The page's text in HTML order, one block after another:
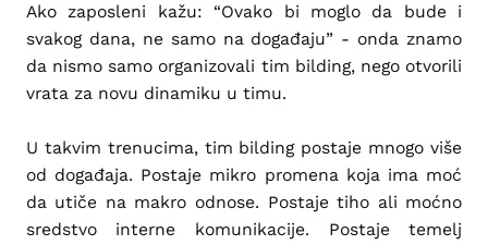
Ako zaposleni kažu: “Ovako bi moglo da bude i
svakog dana, ne samo na događaju” - onda znamo
da nismo samo organizovali tim bilding, nego otvorili
vrata za novu dinamiku u timu.
U takvim trenucima, tim bilding postaje mnogo više
od događaja. Postaje mikro promena koja ima moć
da utiče na makro odnose. Postaje tiho ali moćno
sredstvo interne komunikacije. Postaje temelj